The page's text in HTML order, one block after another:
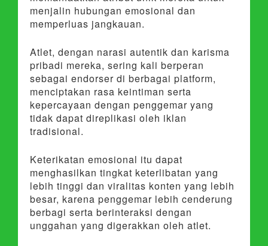
menjalin hubungan emosional dan
memperluas jangkauan.
Atlet, dengan narasi autentik dan karisma
pribadi mereka, sering kali berperan
sebagai endorser di berbagai platform,
menciptakan rasa keintiman serta
kepercayaan dengan penggemar yang
tidak dapat direplikasi oleh iklan
tradisional.
Keterikatan emosional itu dapat
menghasilkan tingkat keterlibatan yang
lebih tinggi dan viralitas konten yang lebih
besar, karena penggemar lebih cenderung
berbagi serta berinteraksi dengan
unggahan yang digerakkan oleh atlet.